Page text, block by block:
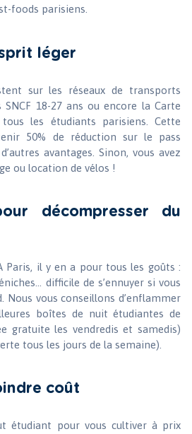
foods parisiens.
léger
sur les réseaux de transports
18-27 ans ou encore la Carte
tous les étudiants parisiens. Cette
50% de réduction sur le pass
avantages. Sinon, vous avez
ou location de vélos !
décompresser du
Paris, il y en a pour tous les goûts :
difficile de s’ennuyer si vous
Nous vous conseillons d’enflammer
boîtes de nuit étudiantes de
gratuite les vendredis et samedis)
tous les jours de la semaine).
coût
étudiant pour vous cultiver à prix